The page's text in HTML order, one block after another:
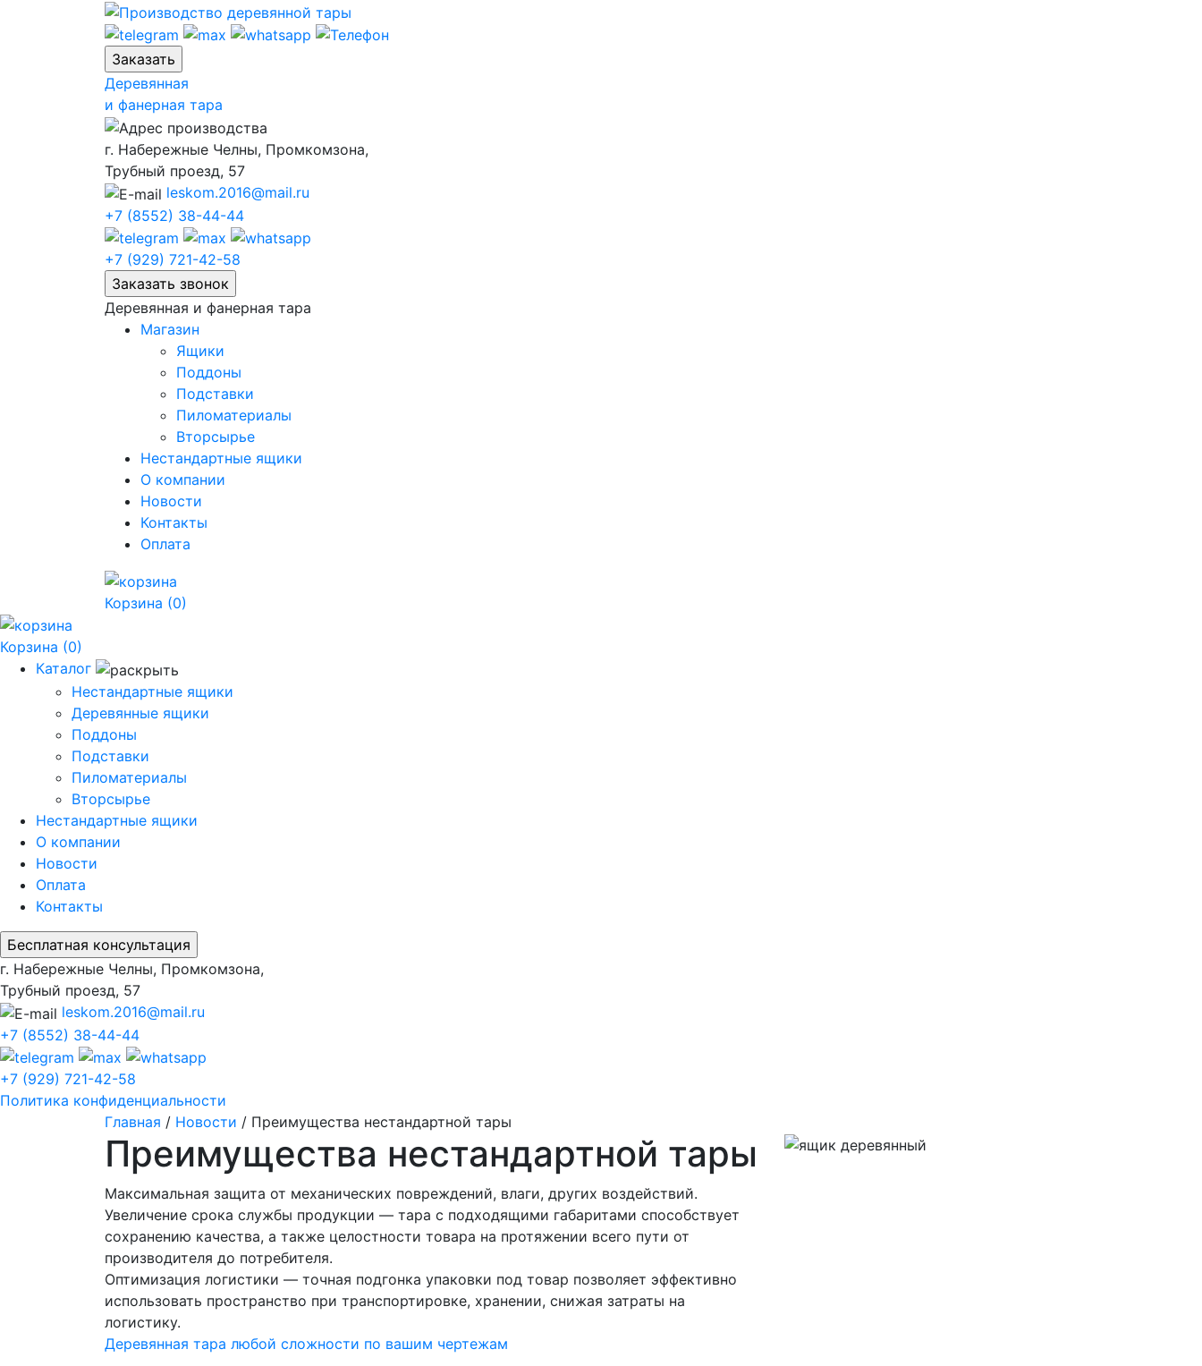
Деревянная
и фанерная тара
г. Набережные Челны, Промкомзона,
Трубный проезд, 57
leskom.2016@mail.ru
+7 (8552) 38-44-44
+7 (929) 721-42-58
Деревянная и фанерная тара
Магазин
Ящики
Поддоны
Подставки
Пиломатериалы
Вторсырье
Нестандартные ящики
О компании
Новости
Контакты
Оплата
Корзина (0)
Корзина (0)
Каталог
Нестандартные ящики
Деревянные ящики
Поддоны
Подставки
Пиломатериалы
Вторсырье
Нестандартные ящики
О компании
Новости
Оплата
Контакты
г. Набережные Челны, Промкомзона,
Трубный проезд, 57
leskom.2016@mail.ru
+7 (8552) 38-44-44
+7 (929) 721-42-58
Политика конфиденциальности
Главная / Новости / Преимущества нестандартной тары
Преимущества нестандартной тары
Максимальная защита от механических повреждений, влаги, других воздействий.
Увеличение срока службы продукции — тара с подходящими габаритами способствует
сохранению качества, а также целостности товара на протяжении всего пути от
производителя до потребителя.
Оптимизация логистики — точная подгонка упаковки под товар позволяет эффективно
использовать пространство при транспортировке, хранении, снижая затраты на
логистику.
Деревянная тара любой сложности по вашим чертежам